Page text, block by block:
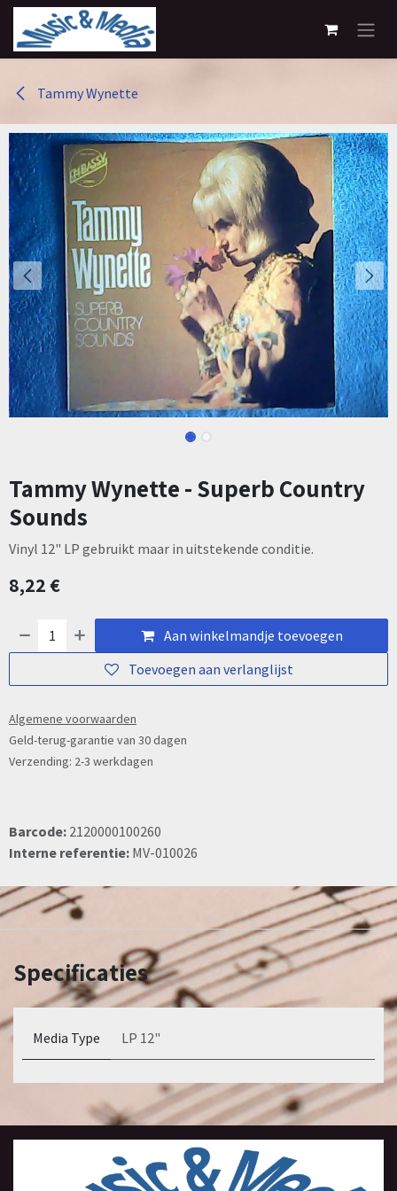
Overslaan naar inhoud
Tammy Wynette
Tammy Wynette - Superb Country
Sounds
Vinyl 12" LP gebruikt maar in uitstekende conditie.
8,22€
Aan winkelmandje toevoegen
Toevoegen aan verlanglijst
Algemene voorwaarden
Geld-terug-garantie van 30 dagen
Verzending: 2-3 werkdagen
Barcode: 2120000100260
Interne referentie: MV-010026
Specificaties
Media Type LP 12"